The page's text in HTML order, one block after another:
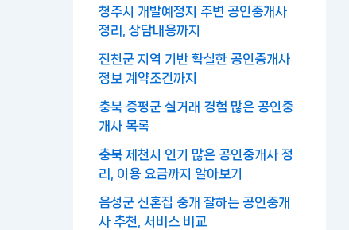
청주시 개발예정지 주변 공인중개사
정리, 상담내용까지
진천군 지역 기반 확실한 공인중개사
정보 계약조건까지
충북 증평군 실거래 경험 많은 공인중
개사 목록
충북 제천시 인기 많은 공인중개사 정
리, 이용 요금까지 알아보기
음성군 신혼집 중개 잘하는 공인중개
사 추천, 서비스 비교